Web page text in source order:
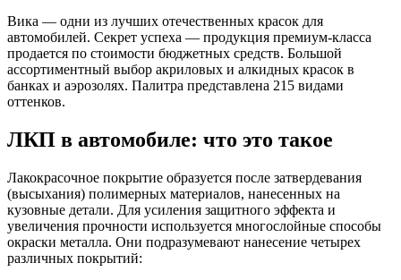
Вика — одни из лучших отечественных красок для
автомобилей. Секрет успеха — продукция премиум-класса
продается по стоимости бюджетных средств. Большой
ассортиментный выбор акриловых и алкидных красок в
банках и аэрозолях. Палитра представлена 215 видами
оттенков.
ЛКП в автомобиле: что это такое
Лакокрасочное покрытие образуется после затвердевания
(высыхания) полимерных материалов, нанесенных на
кузовные детали. Для усиления защитного эффекта и
увеличения прочности используется многослойные способы
окраски металла. Они подразумевают нанесение четырех
различных покрытий: